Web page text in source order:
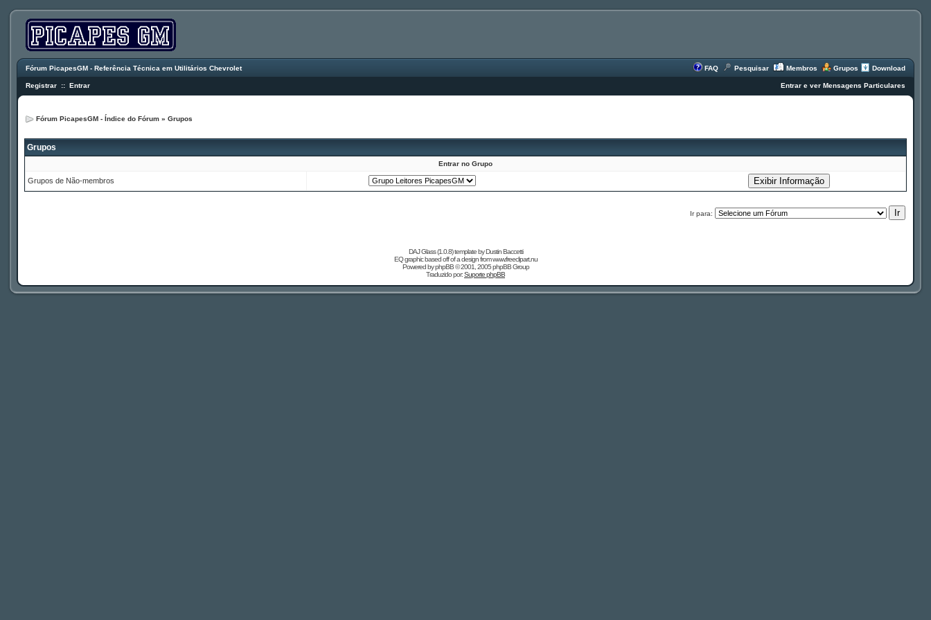
Fórum PicapesGM - Referência Técnica em Utilitários Chevrolet FAQ Pesquisar Membros Grupos Download
Registrar :: Entrar Entrar e ver Mensagens Particulares
Fórum PicapesGM - Índice do Fórum » Grupos
Grupos
Entrar no Grupo
Grupos de Não-membros
Ir para:
DAJ Glass (1.0.8) template byDustin Baccetti
EQ graphic based off of a design fromwww.freeclipart.nu
Powered byphpBB© 2001, 2005 phpBB Group
Traduzido por:Suporte phpBB